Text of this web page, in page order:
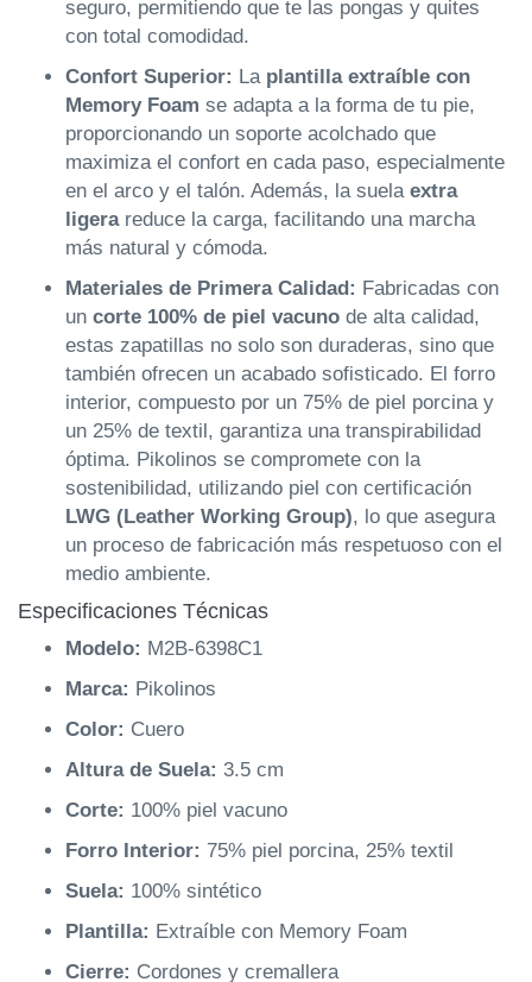
seguro, permitiendo que te las pongas y quites
con total comodidad.
Confort Superior: La plantilla extraíble con
Memory Foam se adapta a la forma de tu pie,
proporcionando un soporte acolchado que
maximiza el confort en cada paso, especialmente
en el arco y el talón. Además, la suela extra
ligerareduce la carga, facilitando una marcha
más natural y cómoda.
Materiales de Primera Calidad: Fabricadas con
un corte 100% de piel vacuno de alta calidad,
estas zapatillas no solo son duraderas, sino que
también ofrecen un acabado sofisticado. El forro
interior, compuesto por un 75% de piel porcina y
un 25% de textil, garantiza una transpirabilidad
óptima. Pikolinos se compromete con la
sostenibilidad, utilizando piel con certificación
LWG (Leather Working Group), lo que asegura
un proceso de fabricación más respetuoso con el
medio ambiente.
Especificaciones Técnicas
Modelo: M2B-6398C1
Marca: Pikolinos
Color: Cuero
Altura de Suela: 3.5 cm
Corte: 100% piel vacuno
Forro Interior: 75% piel porcina, 25% textil
Suela: 100% sintético
Plantilla: Extraíble con Memory Foam
Cierre: Cordones y cremallera